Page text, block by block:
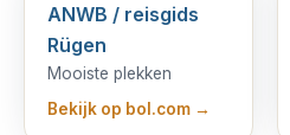
ANWB / reisgids
Rügen
Mooiste plekken
Bekijk op bol.com →